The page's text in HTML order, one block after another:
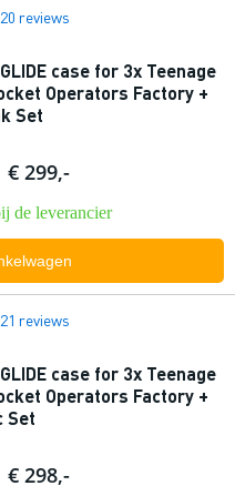
20 reviews
case for 3x Teenage
Operators Factory +
Set
€ 299,-
de leverancier
21 reviews
case for 3x Teenage
Operators Factory +
Set
€ 298,-